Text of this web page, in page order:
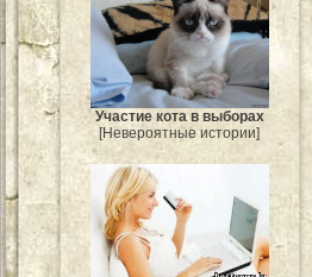
Участие кота в выборах
[Невероятные истории]